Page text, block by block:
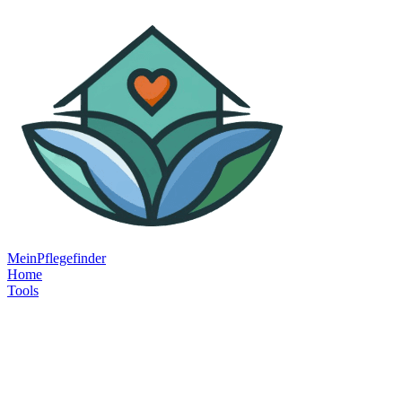
MeinPflegefinder
Home
Tools